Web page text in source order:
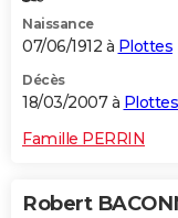
Naissance
07/06/1912 à Plottes
Décès
18/03/2007 à Plottes
Famille PERRIN
Robert